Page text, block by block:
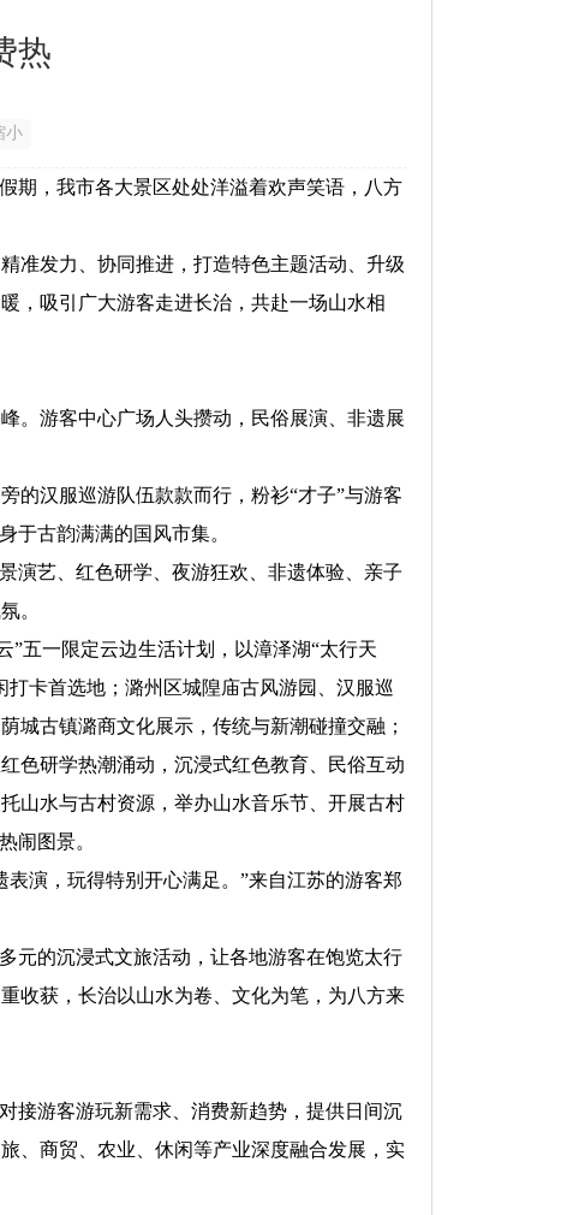
热
小
，我市各大景区处处洋溢着欢声笑语，八方
发力、协同推进，打造特色主题活动、升级
，吸引广大游客走进长治，共赴一场山水相
游客中心广场人头攒动，民俗展演、非遗展
汉服巡游队伍款款而行，粉衫“才子”与游客
于古韵满满的国风市集。
艺、红色研学、夜游狂欢、非遗体验、亲子
。
五一限定云边生活计划，以漳泽湖“太行天
卡首选地；潞州区城隍庙古风游园、汉服巡
城古镇潞商文化展示，传统与新潮碰撞交融；
色研学热潮涌动，沉浸式红色教育、民俗互动
山水与古村资源，举办山水音乐节、开展古村
闹图景。
演，玩得特别开心满足。”来自江苏的游客郑
的沉浸式文旅活动，让各地游客在饱览太行
收获，长治以山水为卷、文化为笔，为八方来
游客游玩新需求、消费新趋势，提供日间沉
、商贸、农业、休闲等产业深度融合发展，实